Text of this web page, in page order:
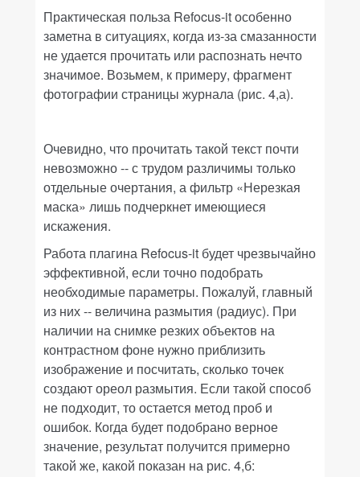
Практическая польза Refocus-itособенно
заметна в ситуациях, когда из-за смазанности
не удается прочитать или распознать нечто
значимое. Возьмем, к примеру, фрагмент
фотографии страницы журнала (рис. 4,а).
Очевидно, что прочитать такой текст почти
невозможно -- с трудом различимы только
отдельные очертания, а фильтр «Нерезкая
маска» лишь подчеркнет имеющиеся
искажения.
Работа плагина Refocus-it будет чрезвычайно
эффективной, если точно подобрать
необходимые параметры. Пожалуй, главный
из них -- величина размытия (радиус). При
наличии на снимке резких объектов на
контрастном фоне нужно приблизить
изображение и посчитать, сколько точек
создают ореол размытия. Если такой способ
не подходит, то остается метод проб и
ошибок. Когда будет подобрано верное
значение, результат получится примерно
такой же, какой показан на рис. 4,б: